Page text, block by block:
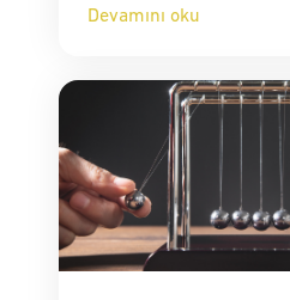
Devamını oku